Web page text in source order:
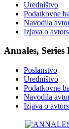
Uredništvo
Podatkovne
Navodila
Izjava o
Annales,
Poslanstvo
Uredništvo
Podatkovne
Navodila
Izjava o